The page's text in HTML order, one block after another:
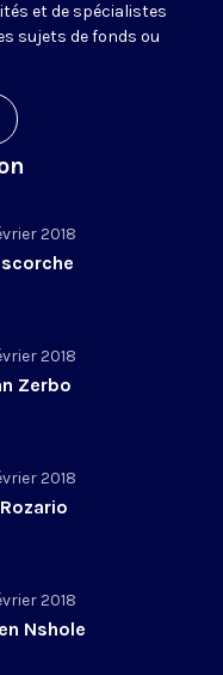
et de spécialistes
sujets de fonds ou
2018
2018
Zerbo
2018
2018
Nshole